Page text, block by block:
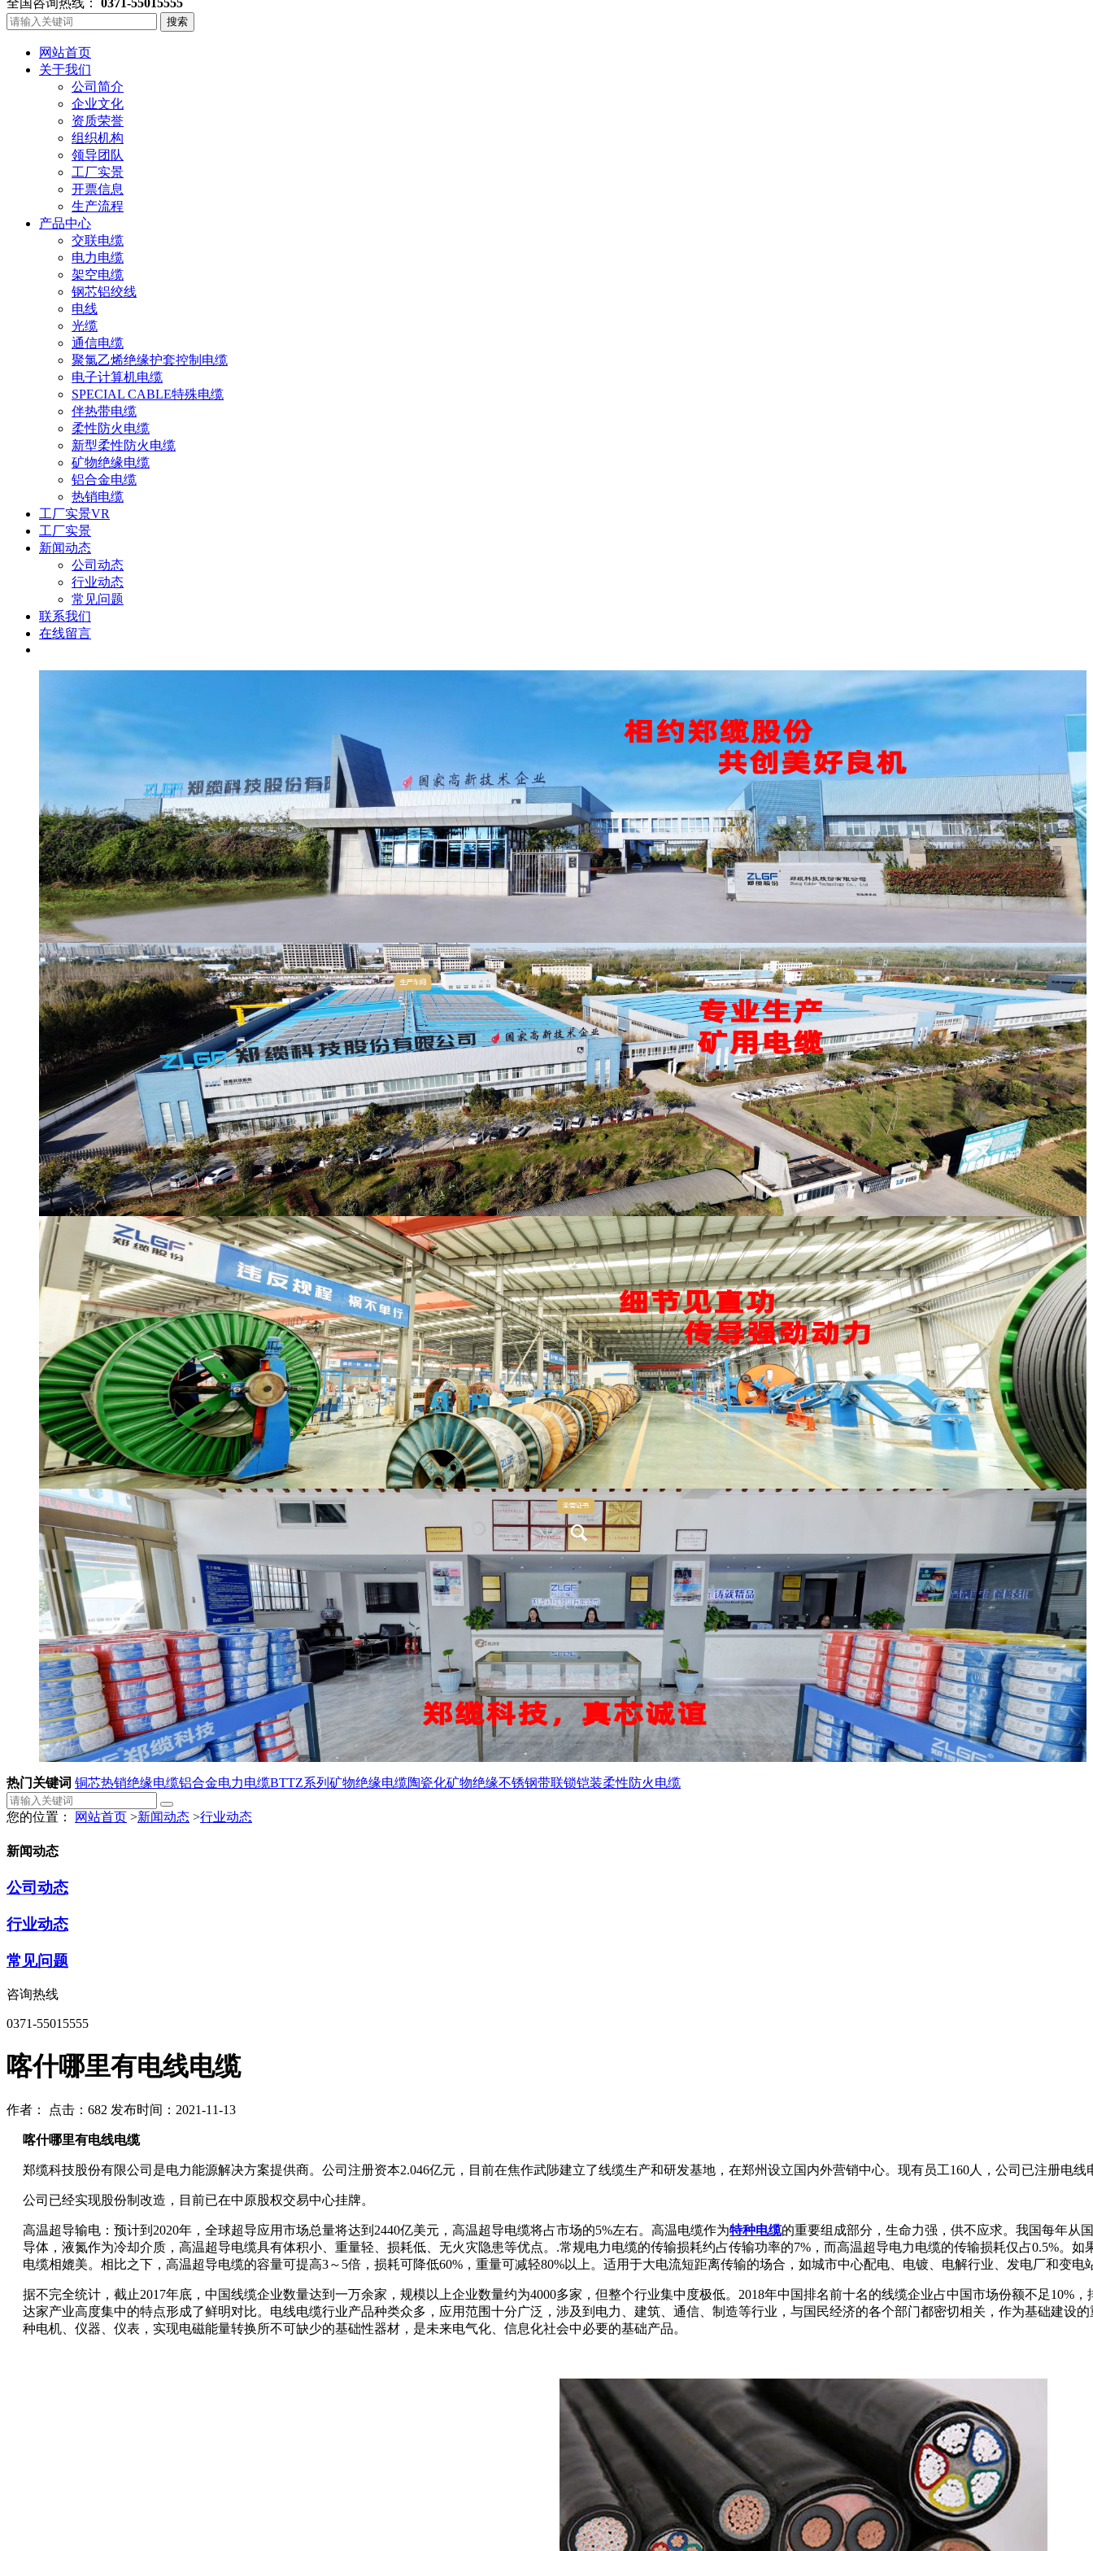
全国咨询热线： 0371-55015555
搜索
网站首页
关于我们
公司简介
企业文化
资质荣誉
组织机构
领导团队
工厂实景
开票信息
生产流程
产品中心
交联电缆
电力电缆
架空电缆
钢芯铝绞线
电线
光缆
通信电缆
聚氯乙烯绝缘护套控制电缆
电子计算机电缆
SPECIAL CABLE特殊电缆
伴热带电缆
柔性防火电缆
新型柔性防火电缆
矿物绝缘电缆
铝合金电缆
热销电缆
工厂实景VR
工厂实景
新闻动态
公司动态
行业动态
常见问题
联系我们
在线留言
热门关键词 铜芯热销绝缘电缆铝合金电力电缆BTTZ系列矿物绝缘电缆陶瓷化矿物绝缘不锈钢带联锁铠装柔性防火电缆
您的位置： 网站首页 >新闻动态 >行业动态
新闻动态
公司动态
行业动态
常见问题
咨询热线
0371-55015555
喀什哪里有电线电缆
作者： 点击：682 发布时间：2021-11-13
喀什哪里有电线电缆
郑缆科技股份有限公司是电力能源解决方案提供商。公司注册资本2.046亿元，目前在焦作武陟建立了线缆生产和研发基地，在郑州设立国内外营销中心。现有员工160人，公司已注册电线
公司已经实现股份制改造，目前已在中原股权交易中心挂牌。
高温超导输电：预计到2020年，全球超导应用市场总量将达到2440亿美元，高温超导电缆将占市场的5%左右。高温电缆作为特种电缆的重要组成部分，生命力强，供不应求。我国每年从
导体，液氮作为冷却介质，高温超导电缆具有体积小、重量轻、损耗低、无火灾隐患等优点。.常规电力电缆的传输损耗约占传输功率的7%，而高温超导电力电缆的传输损耗仅占0.5%。
电缆相媲美。相比之下，高温超导电缆的容量可提高3～5倍，损耗可降低60%，重量可减轻80%以上。适用于大电流短距离传输的场合，如城市中心配电、电镀、电解行业、发电厂和变电
据不完全统计，截止2017年底，中国线缆企业数量达到一万余家，规模以上企业数量约为4000多家，但整个行业集中度极低。2018年中国排名前十名的线缆企业占中国市场份额不足10%
达家产业高度集中的特点形成了鲜明对比。电线电缆行业产品种类众多，应用范围十分广泛，涉及到电力、建筑、通信、制造等行业，与国民经济的各个部门都密切相关，作为基础建设
种电机、仪器、仪表，实现电磁能量转换所不可缺少的基础性器材，是未来电气化、信息化社会中必要的基础产品。